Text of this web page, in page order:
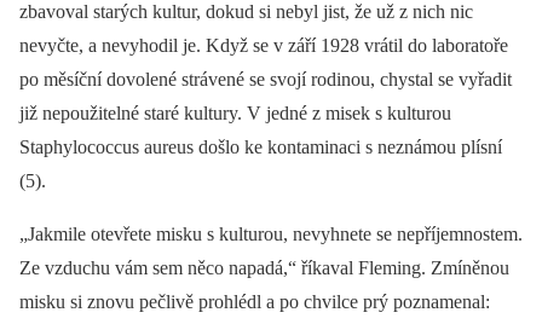
zbavoval starých kultur, dokud si nebyl jist, že už z nich nic
nevyčte, a nevyhodil je. Když se v září 1928 vrátil do laboratoře
po měsíční dovolené strávené se svojí rodinou, chystal se vyřadit
již nepoužitelné staré kultury. V jedné z misek s kulturou
Staphylococcus aureus došlo ke kontaminaci s neznámou plísní
(5).
„Jakmile otevřete misku s kulturou, nevyhnete se nepříjemnostem.
Ze vzduchu vám sem něco napadá,“ říkaval Fleming. Zmíněnou
misku si znovu pečlivě prohlédl a po chvilce prý poznamenal: